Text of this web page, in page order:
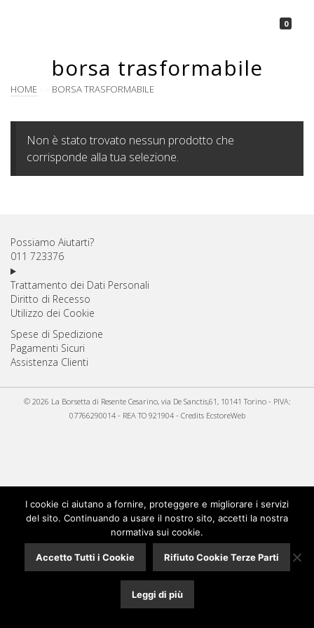
0
borsa trasformabile
HOME BORSA TRASFORMABILE
Non è stato trovato nessun prodotto che
corrisponde alla tua selezione.
Possiamo Aiutarti?
011 723376
Trattamento dei Dati Personali
Diritto di Recesso
Utilizzo dei Cookie
Spese di Spedizione
Pagamenti Sicuri
Assistenza Clienti
© 2026 La Borsetta di Resente Cesarino, via De Sanctis,61, 10141 Torino - PIVA:
07766290014 - REA TO 921904 - Credits EcstoreWeb
I cookie ci aiutano a fornire, proteggere e migliorare i servizi
del sito. Continuando a usare il nostro sito, accetti la nostra
normativa sui cookie.
Accetto Tutti i Cookie Rifiuto Cookie Terze Parti
Leggi di più